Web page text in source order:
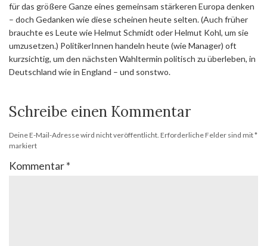
für das größere Ganze eines gemeinsam stärkeren Europa denken
– doch Gedanken wie diese scheinen heute selten. (Auch früher
brauchte es Leute wie Helmut Schmidt oder Helmut Kohl, um sie
umzusetzen.) PolitikerInnen handeln heute (wie Manager) oft
kurzsichtig, um den nächsten Wahltermin politisch zu überleben, in
Deutschland wie in England – und sonstwo.
Schreibe einen Kommentar
Deine E-Mail-Adresse wird nicht veröffentlicht. Erforderliche Felder sind mit*
markiert
Kommentar*